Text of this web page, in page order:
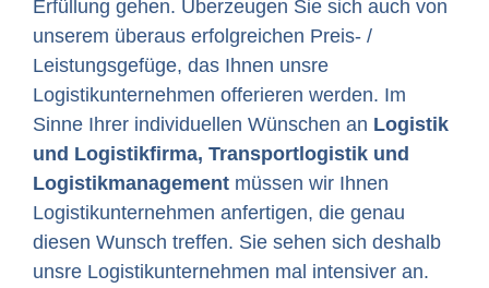
Erfüllung gehen. Überzeugen Sie sich auch von
unserem überaus erfolgreichen Preis- /
Leistungsgefüge, das Ihnen unsre
Logistikunternehmen offerieren werden. Im
Sinne Ihrer individuellen Wünschen an Logistik
und Logistikfirma, Transportlogistik und
Logistikmanagement müssen wir Ihnen
Logistikunternehmen anfertigen, die genau
diesen Wunsch treffen. Sie sehen sich deshalb
unsre Logistikunternehmen mal intensiver an.